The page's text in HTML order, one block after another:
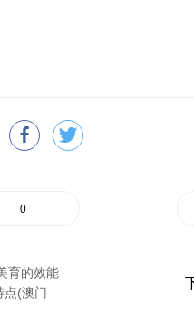
0
育的效能
(澳门